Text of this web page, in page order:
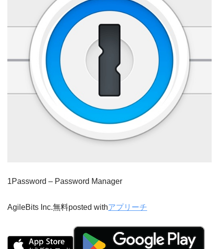
1Password – Password Manager
AgileBits Inc.無料posted withアプリーチ